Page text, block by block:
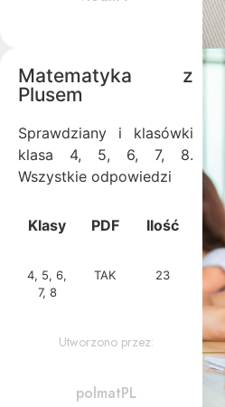
Matematyka z
Plusem
Sprawdziany i klasówki
klasa 4, 5, 6, 7, 8.
Wszystkie odpowiedzi
Klasy PDF Ilość
4, 5, 6,
7, 8
TAK 23
Utworzono przez:
polmatPL